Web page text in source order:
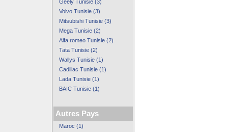
Geely Tunisie (3)
Volvo Tunisie (3)
Mitsubishi Tunisie (3)
Mega Tunisie (2)
Alfa romeo Tunisie (2)
Tata Tunisie (2)
Wallys Tunisie (1)
Cadillac Tunisie (1)
Lada Tunisie (1)
BAIC Tunisie (1)
Autres Pays
Maroc (1)